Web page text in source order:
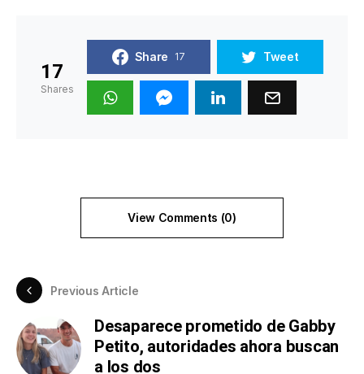
17
Shares
Share 17 Tweet
View Comments (0)
Previous Article
Desaparece prometido de Gabby
Petito, autoridades ahora buscan
a los dos